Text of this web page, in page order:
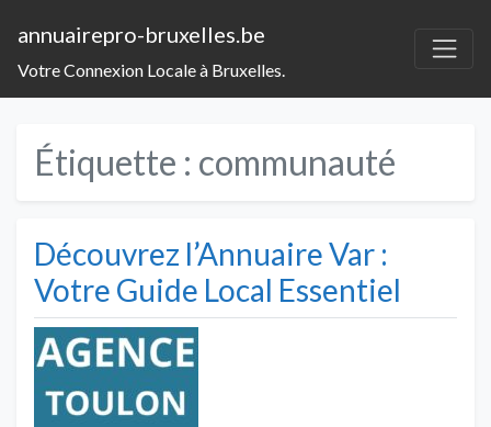
annuairepro-bruxelles.be
Votre Connexion Locale à Bruxelles.
Étiquette : communauté
Découvrez l’Annuaire Var :
Votre Guide Local Essentiel